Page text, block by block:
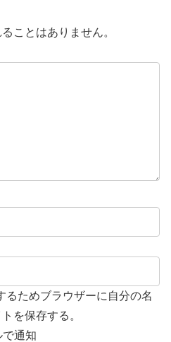
ことはありません。
るためブラウザーに自分の名
を保存する。
通知